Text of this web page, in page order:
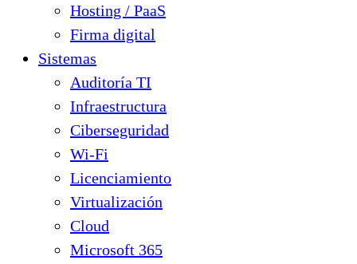
Hosting / PaaS
Firma digital
Sistemas
Auditoría TI
Infraestructura
Ciberseguridad
Wi-Fi
Licenciamiento
Virtualización
Cloud
Microsoft 365